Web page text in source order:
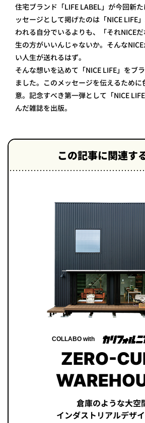
住宅ブランド「LIFE LABEL」が今回新
ッセージとして掲げたのは「NICE LIFE
われる自分でいるよりも、「それNICE
生の方がいいんじゃないか。そんな
い人生が送れるはず。
そんな想いを込めて「NICE LIFE」をブ
ました。このメッセージを伝えるために
意。記念すべき第一弾として「NICE
んだ雑誌を出版。
この記事に関連す
COLLABO with
ZERO-
倉庫のような大空
インダストリアルデザ